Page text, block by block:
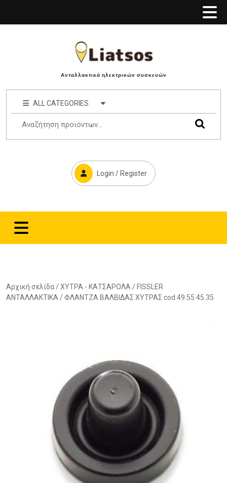
Ανταλλακτικά ηλεκτρικών συσκευών
ALL CATEGORIES
Login / Register
Αρχική σελίδα /ΧΥΤΡΑ - ΚΑΤΣΑΡΟΛΑ / FISSLER
ΑΝΤΑΛΛΑΚΤΙΚΑ / ΦΛΑΝΤΖΑ ΒΑΛΒΙΔΑΣ ΧΥΤΡΑΣ cod.49.55.45.35